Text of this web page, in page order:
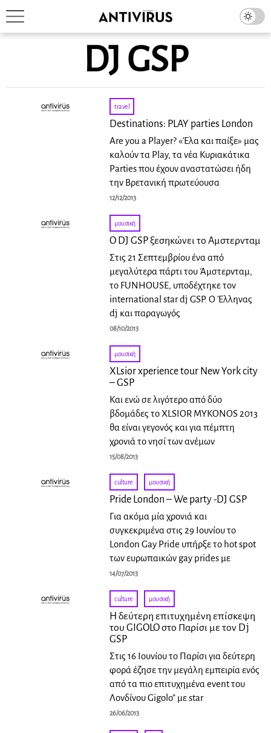
DJ GSP
travel
Destinations: PLAY parties London
Are you a Player? «Έλα και παίξε» μας
καλούν τα Play, τα νέα Κυριακάτικα
Parties που έχουν αναστατώσει ήδη
την Βρετανική πρωτεύουσα
12/12/2013
μουσική
Ο DJ GSP ξεσηκώνει το Αμστερνταμ
Στις 21 Σεπτεμβρίου ένα από
μεγαλύτερα πάρτι του Άμστερνταμ,
το FUNHOUSE, υποδέχτηκε τον
international star dj GSP. Ο Έλληνας
dj και παραγωγός
08/10/2013
μουσική
XLsior xperience tour New York city
– GSP
Και ενώ σε λιγότερο από δύο
βδομάδες το XLSIOR MYKONOS 2013
θα είναι γεγονός και για πέμπτη
χρονιά το νησί των ανέμων
15/08/2013
culture · μουσική
Pride London – We party -DJ GSP
Για ακόμα μία χρονιά και
συγκεκριμένα στις 29 Ιουνίου το
London Gay Pride υπήρξε το hot spot
των ευρωπαικών gay prides με
14/07/2013
culture · μουσική
Η δεύτερη επιτυχημένη επίσκεψη
του GIGOLO στο Παρίσι με τον Dj
GSP
Στις 16 Ιουνίου το Παρίσι για δεύτερη
φορά έζησε την μεγάλη εμπειρία ενός
από τα πιο επιτυχημένα event του
Λονδίνου Gigolo” με star
26/06/2013